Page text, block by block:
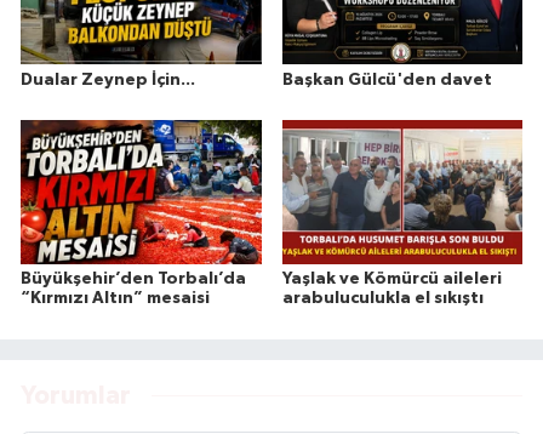
Dualar Zeynep İçin... Başkan Gülcü'den davet
Büyükşehir’den Torbalı’da
“Kırmızı Altın” mesaisi
Yaşlak ve Kömürcü aileleri
arabuluculukla el sıkıştı